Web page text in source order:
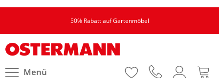
50% Rabatt auf Gartenmöbel
Menü